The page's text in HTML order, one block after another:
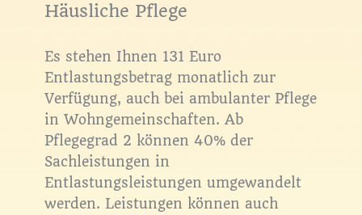
Häusliche Pflege
Es stehen Ihnen 131 Euro
Entlastungsbetrag monatlich zur
Verfügung, auch bei ambulanter Pflege
in Wohngemeinschaften. Ab
Pflegegrad 2 können 40% der
Sachleistungen in
Entlastungsleistungen umgewandelt
werden. Leistungen können auch